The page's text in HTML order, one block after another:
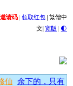
邀请码 领取红包 繁體中
文| 宽版 | 🌓
仙 余下的，只有